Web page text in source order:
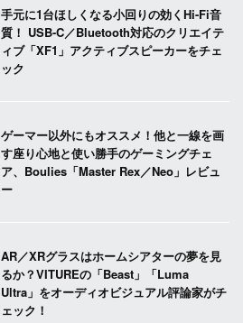
手元に1台ほしくなる小回りの効くHi-Fi音
質！ USB-C／Bluetooth対応のクリエイテ
ィブ「XF1」アクティブスピーカーをチェ
ック
ゲーマー以外にもオススメ！他と一線を画
す座り心地と使い勝手のゲーミングチェ
ア、Boulies「Master Rex／Neo」レビュ
ー
AR／XRグラスはホームシアターの夢を見
るか？VITUREの「Beast」「Luma
Ultra」をオーディオビジュアル評論家がチ
ェック！